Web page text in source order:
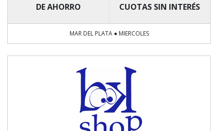
DE AHORRO CUOTAS SIN INTERÉS
MAR DEL PLATA ● MIERCOLES